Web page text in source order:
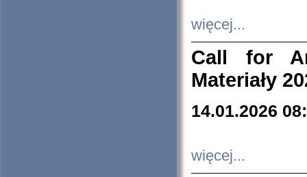
więcej...
Call for
Materiały
14.01.2026
więcej...